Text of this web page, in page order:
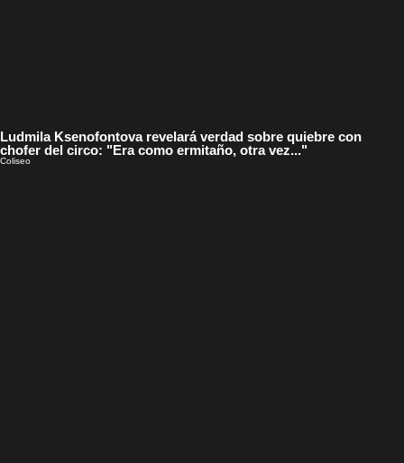
Ludmila Ksenofontova revelará verdad sobre quiebre con
chofer del circo: "Era como ermitaño, otra vez..."
Coliseo